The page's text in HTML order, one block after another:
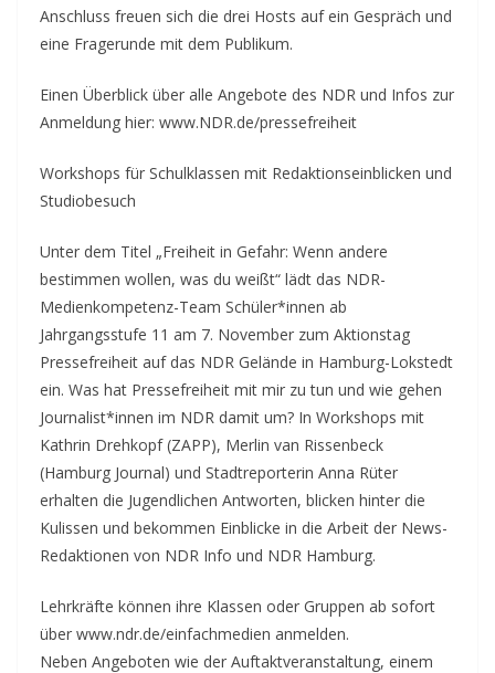
Anschluss freuen sich die drei Hosts auf ein Gespräch und
eine Fragerunde mit dem Publikum.
Einen Überblick über alle Angebote des NDR und Infos zur
Anmeldung hier: www.NDR.de/pressefreiheit
Workshops für Schulklassen mit Redaktionseinblicken und
Studiobesuch
Unter dem Titel „Freiheit in Gefahr: Wenn andere
bestimmen wollen, was du weißt“ lädt das NDR-
Medienkompetenz-Team Schüler*innen ab
Jahrgangsstufe 11 am 7. November zum Aktionstag
Pressefreiheit auf das NDR Gelände in Hamburg-Lokstedt
ein. Was hat Pressefreiheit mit mir zu tun und wie gehen
Journalist*innen im NDR damit um? In Workshops mit
Kathrin Drehkopf (ZAPP), Merlin van Rissenbeck
(Hamburg Journal) und Stadtreporterin Anna Rüter
erhalten die Jugendlichen Antworten, blicken hinter die
Kulissen und bekommen Einblicke in die Arbeit der News-
Redaktionen von NDR Info und NDR Hamburg.
Lehrkräfte können ihre Klassen oder Gruppen ab sofort
über www.ndr.de/einfachmedien anmelden.
Neben Angeboten wie der Auftaktveranstaltung, einem